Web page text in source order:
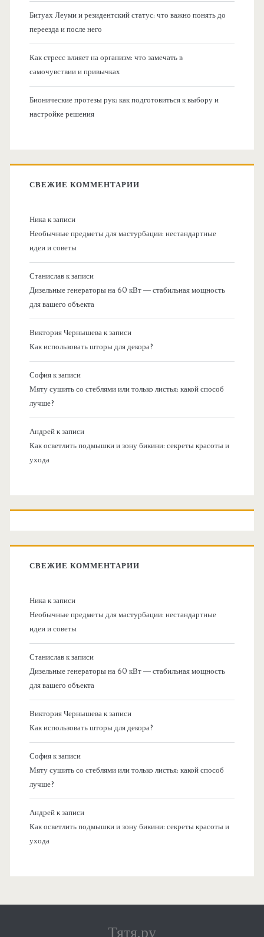
Битуах Леуми и резидентский статус: что важно понять до
переезда и после него
Как стресс влияет на организм: что замечать в
самочувствии и привычках
Бионические протезы рук: как подготовиться к выбору и
настройке решения
СВЕЖИЕ КОММЕНТАРИИ
Никак записи
Необычные предметы для мастурбации: нестандартные
идеи и советы
Станиславк записи
Дизельные генераторы на 60 кВт — стабильная мощность
для вашего объекта
Виктория Чернышевак записи
Как использовать шторы для декора?
Софияк записи
Мяту сушить со стеблями или только листья: какой способ
лучше?
Андрейк записи
Как осветлить подмышки и зону бикини: секреты красоты и
ухода
СВЕЖИЕ КОММЕНТАРИИ
Никак записи
Необычные предметы для мастурбации: нестандартные
идеи и советы
Станиславк записи
Дизельные генераторы на 60 кВт — стабильная мощность
для вашего объекта
Виктория Чернышевак записи
Как использовать шторы для декора?
Софияк записи
Мяту сушить со стеблями или только листья: какой способ
лучше?
Андрейк записи
Как осветлить подмышки и зону бикини: секреты красоты и
ухода
Тятя.ру